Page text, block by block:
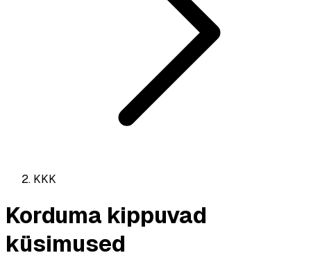
KKK
Korduma kippuvad
küsimused